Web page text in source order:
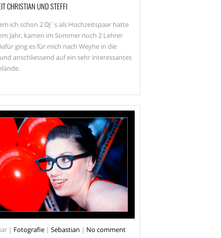
CHRISTIAN UND STEFFI
ich schon 2 DJ´s als Hochzeitspaar hatte
Jahr, kamen im Sommer noch 2 Lehrer
ging es für mich nach Weyhe in die
anschliessend auf ein sehr interessantes
| Fotografie | Sebastian | No comment